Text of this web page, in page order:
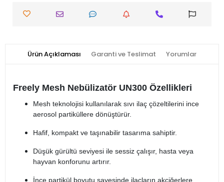
Ürün Açıklaması Garanti ve Teslimat Yorumlar
Freely Mesh Nebülizatör UN300 Özellikleri
Mesh teknolojisi kullanılarak sıvı ilaç çözeltilerini ince
aerosol partiküllere dönüştürür.
Hafif, kompakt ve taşınabilir tasarıma sahiptir.
Düşük gürültü seviyesi ile sessiz çalışır, hasta veya
hayvan konforunu artırır.
İnce partikül boyutu sayesinde ilaçların akciğerlere